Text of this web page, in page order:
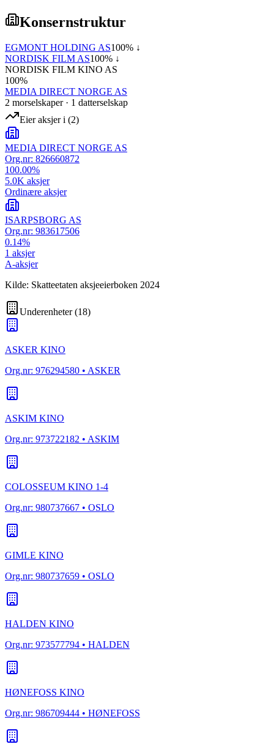
Konsernstruktur
EGMONT HOLDING AS100% ↓
NORDISK FILM AS100% ↓
NORDISK FILM KINO AS
100%
MEDIA DIRECT NORGE AS
2 morselskaper· 1 datterselskap
Eier aksjer i (2)
MEDIA DIRECT NORGE AS
Org.nr: 826660872
100.00%
5.0K aksjer
Ordinære aksjer
ISARPSBORG AS
Org.nr: 983617506
0.14%
1 aksjer
A-aksjer
Kilde: Skatteetaten aksjeeierboken 2024
Underenheter(18)
ASKER KINO
Org.nr: 976294580 • ASKER
ASKIM KINO
Org.nr: 973722182 • ASKIM
COLOSSEUM KINO 1-4
Org.nr: 980737667 • OSLO
GIMLE KINO
Org.nr: 980737659 • OSLO
HALDEN KINO
Org.nr: 973577794 • HALDEN
HØNEFOSS KINO
Org.nr: 986709444 • HØNEFOSS